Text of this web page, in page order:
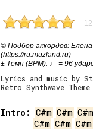
© Подбор аккордов:
(https://ru.muzland.ru)
± Темп (BPM): ♩ = 96
Lyrics and music by
Retro Synthwave Theme
Intro: C#m C#m C#m
C#m C#m C#m